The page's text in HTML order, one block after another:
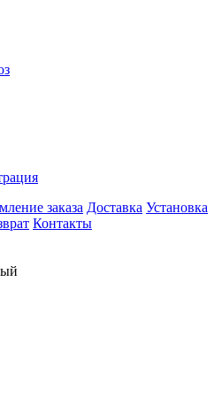
заказа Доставка Установка
Контакты